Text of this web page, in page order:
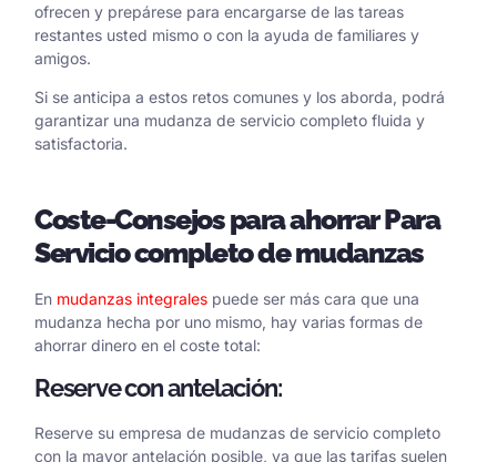
ofrecen y prepárese para encargarse de las tareas
restantes usted mismo o con la ayuda de familiares y
amigos.
Si se anticipa a estos retos comunes y los aborda, podrá
garantizar una mudanza de servicio completo fluida y
satisfactoria.
Coste-Consejos para ahorrarPara
Servicio completo de mudanzas
En mudanzas integrales puede ser más cara que una
mudanza hecha por uno mismo, hay varias formas de
ahorrar dinero en el coste total:
Reserve con antelación:
Reserve su empresa de mudanzas de servicio completo
con la mayor antelación posible, ya que las tarifas suelen